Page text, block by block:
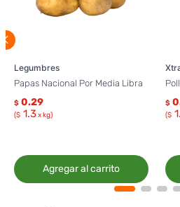
Legumbres
Papas Nacional Por Media Libra
$ 0.29
($ 1.3x kg)
Agregar al carrito
$
($